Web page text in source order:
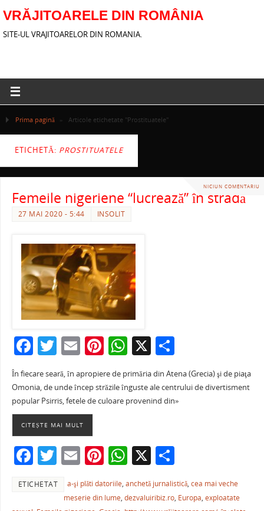
VRĂJITOARELE DIN ROMÂNIA
SITE-UL VRAJITOARELOR DIN ROMANIA.
Prima pagină » Articole etichetate "Prostituatele"
ETICHETĂ: PROSTITUATELE
NICIUN COMENTARIU
Femeile nigeriene “lucrează” în stradă
27 MAI 2020 - 5:44 INSOLIT
F
c
e
b
o
o
k
T
w
itt
er
E
ai
l
Pi
nt
er
e
W
h
at
s
p
p
X P
ar
ta
je
ză
În fiecare seară, în apropiere de primăria din Atena (Grecia) şi de piaţa
Omonia, de unde încep străzile înguste ale centrului de divertisment
popular Psirris, fetele de culoare provenind din»
CITEȘTE MAI MULT
F
c
T
itt
E
m
ai
Pi
nt
er
W
h
at
X P
ar
ta
ETICHETAT a-şi plăti datoriile,anchetă jurnalistică,cea mai veche
meserie din lume,dezvaluiribiz.ro, Europa,exploatate